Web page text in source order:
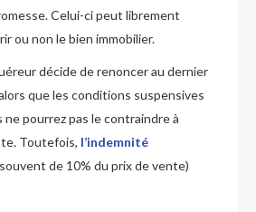
Celui-ci peut librement
ou non le bien immobilier.
décide de renoncer au dernier
que les conditions suspensives
ne pourrez pas le contraindre à
Toutefois, l’indemnité
de 10% du prix de vente)